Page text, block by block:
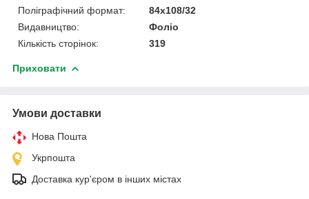
Поліграфічний формат:
84х108/32
Видавництво:
Фоліо
Кількість сторінок:
319
Приховати
Умови доставки
Нова Пошта
Укрпошта
Доставка кур'єром в інших містах